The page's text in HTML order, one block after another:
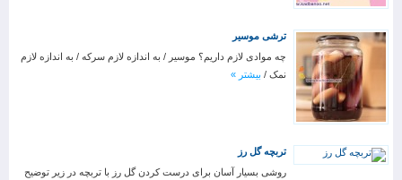
ترشی موسیر
چه موادی لازم داریم؟ موسیر / به اندازه لازم سرکه / به اندازه لازم
نمک / بیشتر »
تربچه گل رز
روشی بسیار آسان برای درست کردن گل رز با تربچه در زیر توضیح